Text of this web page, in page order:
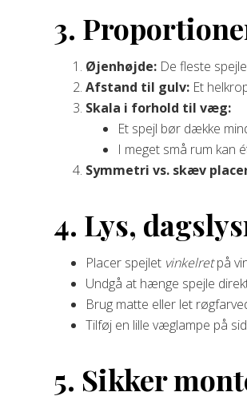
3.
Øjenhøjde: De fleste
Afstand til gulv: Et
Skala i forhold til væg:
Et spejl bør dække
I meget små rum kan
Symmetri vs. skæv
4. Lys,
Placer spejlet vinkelretpå
Undgå at hænge spejle
Brug matte eller let
Tilføj en lille væglampe på
5. Sikker